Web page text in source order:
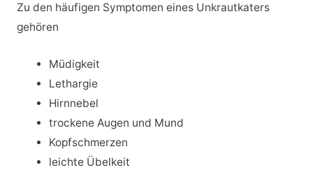
Zu den häufigen Symptomen eines Unkrautkaters
gehören
Müdigkeit
Lethargie
Hirnnebel
trockene Augen und Mund
Kopfschmerzen
leichte Übelkeit